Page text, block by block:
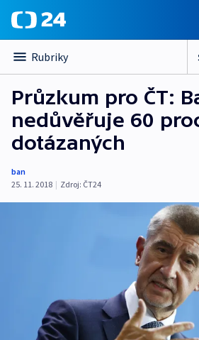
Rubriky
Průzkum pro ČT:
nedůvěřuje 60
dotázaných
ban
25. 11. 2018 | Zdroj: ČT24